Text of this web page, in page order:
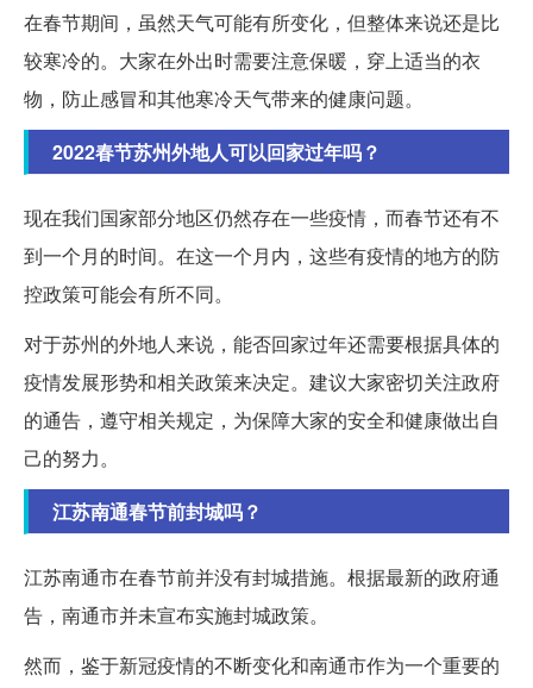
在春节期间，虽然天气可能有所变化，但整体来说还是比
较寒冷的。大家在外出时需要注意保暖，穿上适当的衣
物，防止感冒和其他寒冷天气带来的健康问题。
2022春节苏州外地人可以回家过年吗？
现在我们国家部分地区仍然存在一些疫情，而春节还有不
到一个月的时间。在这一个月内，这些有疫情的地方的防
控政策可能会有所不同。
对于苏州的外地人来说，能否回家过年还需要根据具体的
疫情发展形势和相关政策来决定。建议大家密切关注政府
的通告，遵守相关规定，为保障大家的安全和健康做出自
己的努力。
江苏南通春节前封城吗？
江苏南通市在春节前并没有封城措施。根据最新的政府通
告，南通市并未宣布实施封城政策。
然而，鉴于新冠疫情的不断变化和南通市作为一个重要的